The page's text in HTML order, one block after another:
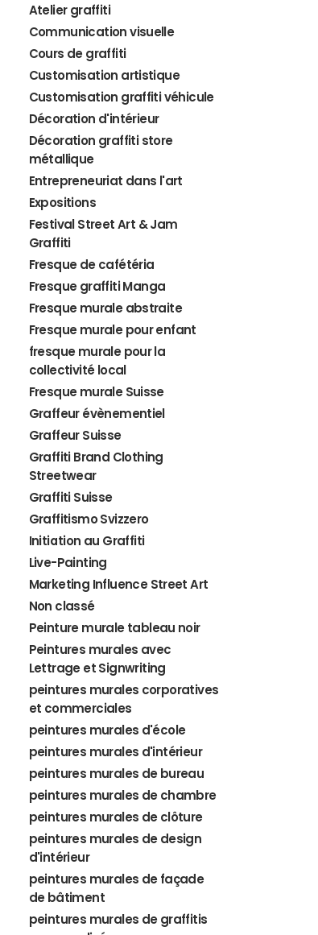
Atelier graffiti
Communication visuelle
Cours de graffiti
Customisation artistique
Customisation graffiti véhicule
Décoration d'intérieur
Décoration graffiti store
métallique
Entrepreneuriat dans l'art
Expositions
Festival Street Art & Jam
Graffiti
Fresque de cafétéria
Fresque graffiti Manga
Fresque murale abstraite
Fresque murale pour enfant
fresque murale pour la
collectivité local
Fresque murale Suisse
Graffeur évènementiel
Graffeur Suisse
Graffiti Brand Clothing
Streetwear
Graffiti Suisse
Graffitismo Svizzero
Initiation au Graffiti
Live-Painting
Marketing Influence Street Art
Non classé
Peinture murale tableau noir
Peintures murales avec
Lettrage et Signwriting
peintures murales corporatives
et commerciales
peintures murales d'école
peintures murales d'intérieur
peintures murales de bureau
peintures murales de chambre
peintures murales de clôture
peintures murales de design
d'intérieur
peintures murales de façade
de bâtiment
peintures murales de graffitis